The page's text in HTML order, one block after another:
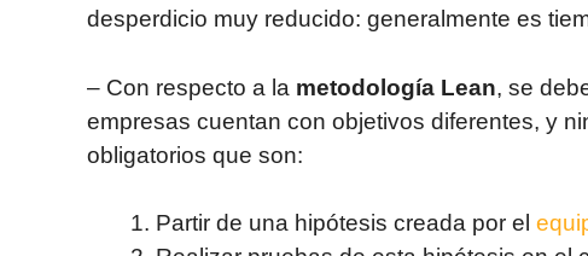
desperdicio muy reducido: generalmente es
– Con respecto a la metodología Lean, se
empresas cuentan con objetivos diferentes, y
obligatorios que son:
Partir de una hipótesis creada por el